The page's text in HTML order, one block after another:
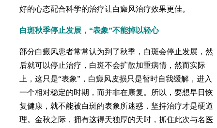
好的心态配合科学的治疗让白癜风治疗效果更佳。
白斑秋季停止发展，“表象”不能掉以轻心
部分白癜风患者常常认为到了秋季，白斑会停止发展，然
后就可以停止治疗，白斑不会扩散加重病情，然而实际
上，这只是“表象”，白癜风皮损只是暂时自我缓解，进入
一个相对稳定的时期，而并非在康复。所以，要想早日恢
复健康，就不能被白斑的表象所迷惑，坚持治疗才是硬道
理。金秋之际，拥有这得天独厚的天时，抓住此次与名医